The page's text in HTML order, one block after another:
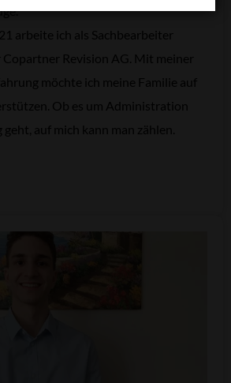
arbeite ich als Sachbearbeiter
Revision AG. Mit meiner
möchte ich meine Familie auf
Ob es um Administration
auf mich kann man zählen.